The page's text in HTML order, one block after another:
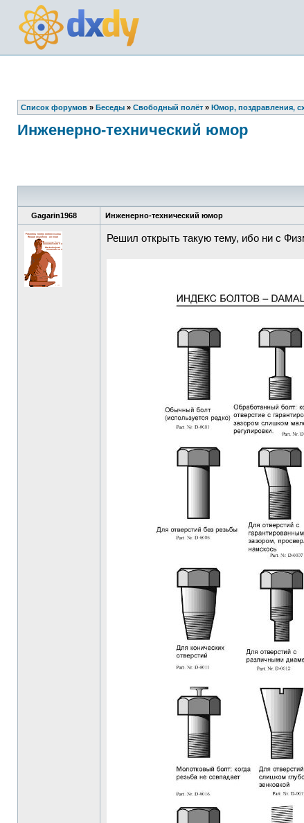
Список форумов » Беседы » Свободный полёт » Юмор, поздравления,
Инженерно-технический юмор
Gagarin1968 Инженерно-технический юмор
Решил открыть такую тему, ибо ни с